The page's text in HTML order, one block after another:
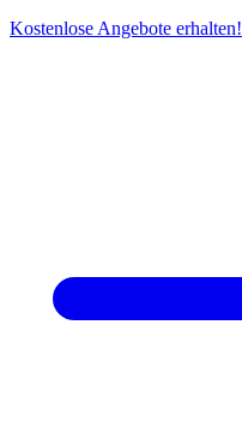
Kostenlose Angebote erhalten!